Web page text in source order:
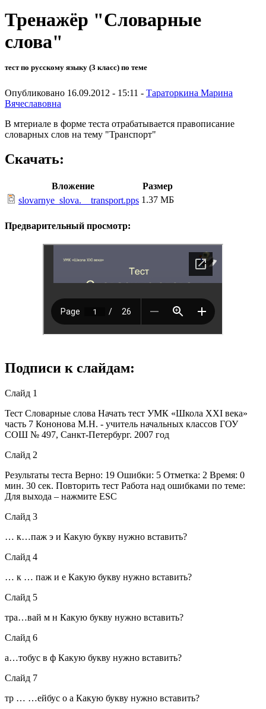
Тренажёр "Словарные
слова"
тест по русскому языку (3 класс) по теме
Опубликовано 16.09.2012 - 15:11 - Тараторкина Марина
Вячеславовна
В мтериале в форме теста отрабатывается правописание
словарных слов на тему "Транспорт"
Скачать:
Вложение
Размер
slovarnye_slova.__transport.pps 1.37 МБ
Предварительный просмотр:
Подписи к слайдам:
Слайд 1
Тест Словарные слова Начать тест УМК «Школа XXI века»
часть 7 Кононова М.Н. - учитель начальных классов ГОУ
СОШ № 497, Санкт-Петербург. 2007 год
Слайд 2
Результаты теста Верно: 19 Ошибки: 5 Отметка: 2 Время: 0
мин. 30 сек. Повторить тест Работа над ошибками по теме:
Для выхода – нажмите ESC
Слайд 3
… к…паж э и Какую букву нужно вставить?
Слайд 4
… к … паж и е Какую букву нужно вставить?
Слайд 5
тра…вай м н Какую букву нужно вставить?
Слайд 6
а…тобус в ф Какую букву нужно вставить?
Слайд 7
тр … …ейбус о а Какую букву нужно вставить?